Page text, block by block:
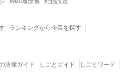
ランキングから企業を探す
法律ガイド しごとガイド
しごとワード